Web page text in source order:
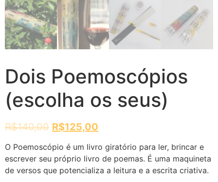
Dois Poemoscópios
(escolha os seus)
R$140,00 R$125,00
O Poemoscópio é um livro giratório para ler, brincar e
escrever seu próprio livro de poemas. É uma maquineta
de versos que potencializa a leitura e a escrita criativa.